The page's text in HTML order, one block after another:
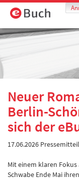
Neuer
Berlin-
sich der
17.06.2026
Mit einem klaren
Schwabe Ende Mai